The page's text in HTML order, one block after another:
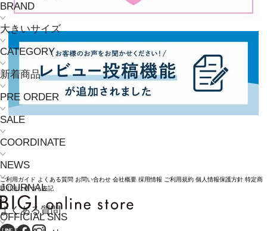
BRAND
大きいサイズ
CATEGORY
新着商品
PRE ORDER
SALE
COORDINATE
NEWS
JOURNAL
よくある質問
ご利用ガイド よくある質問 お問い合わせ 会社概要 採用情報 ご利用規約 個人情報保護方針 特定商
取引法に基づく表記
OFFICIAL SNS